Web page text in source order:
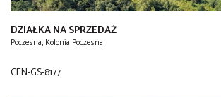
DZIAŁKA NA SPRZEDAŻ
Poczesna, Kolonia Poczesna
CEN-GS-8177